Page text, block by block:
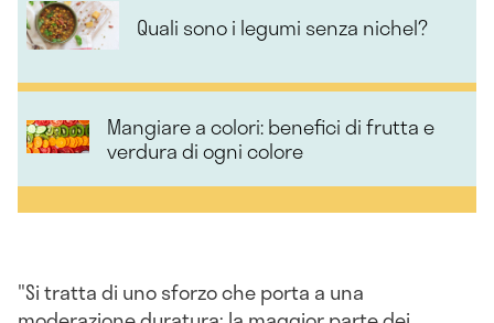
Quali sono i legumi senza nichel?
Mangiare a colori: benefici di frutta e
verdura di ogni colore
"Si tratta di uno sforzo che porta a una